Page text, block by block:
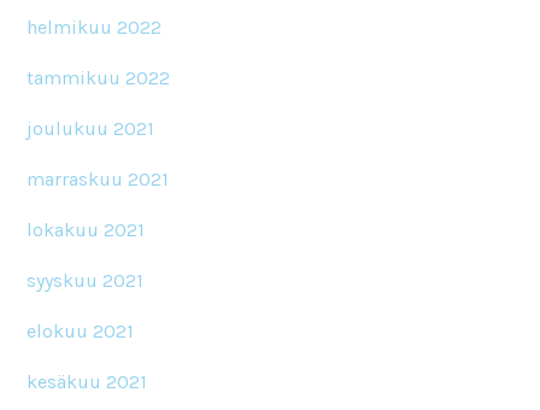
helmikuu 2022
tammikuu 2022
joulukuu 2021
marraskuu 2021
lokakuu 2021
syyskuu 2021
elokuu 2021
kesäkuu 2021